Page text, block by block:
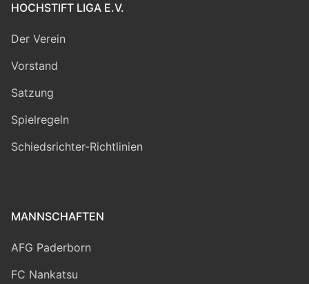
HOCHSTIFT LIGA E.V.
Der Verein
Vorstand
Satzung
Spielregeln
Schiedsrichter-Richtlinien
MANNSCHAFTEN
AFG Paderborn
FC Nankatsu